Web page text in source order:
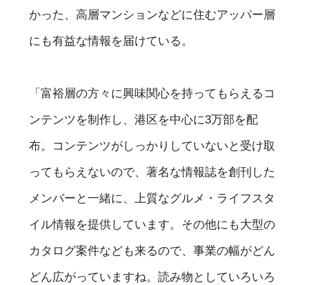
かった、高層マンションなどに住むアッパー層
にも有益な情報を届けている。
「富裕層の方々に興味関心を持ってもらえるコ
ンテンツを制作し、港区を中心に3万部を配
布。コンテンツがしっかりしていないと受け取
ってもらえないので、著名な情報誌を創刊した
メンバーと一緒に、上質なグルメ・ライフスタ
イル情報を提供しています。その他にも大型の
カタログ案件なども来るので、事業の幅がどん
どん広がっていますね。読み物としていろいろ